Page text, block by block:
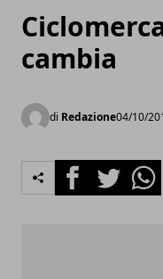
cambia
di Redazione04/10/
FacebookTwitter